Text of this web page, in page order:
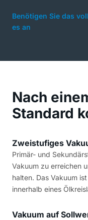
Benötigen Sie das
es an
Nach
Standard
Zweistufiges
Primär- und
Vakuum zu erreichen
halten. Das Vakuum
innerhalb eines
Vakuum auf